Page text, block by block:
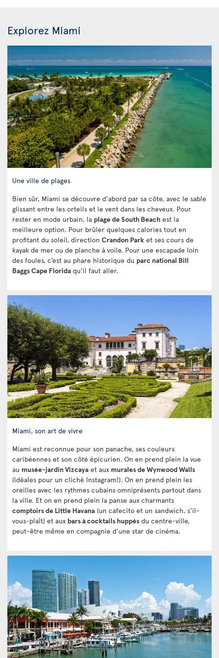
Explorez Miami
Une ville de plages
Bien sûr, Miami se découvre d’abord par sa côte, avec le sable
glissant entre les orteils et le vent dans les cheveux. Pour
rester en mode urbain, la plage de South Beach est la
meilleure option. Pour brûler quelques calories tout en
profitant du soleil, direction Crandon Park et ses cours de
kayak de mer ou de planche à voile. Pour une escapade loin
des foules, c’est au phare historique du parc national Bill
Baggs Cape Florida qu’il faut aller.
Miami, son art de vivre
Miami est reconnue pour son panache, ses couleurs
caribéennes et son côté épicurien. On en prend plein la vue
au musée-jardin Vizcaya et aux murales de Wynwood Walls
(idéales pour un cliché Instagram!). On en prend plein les
oreilles avec les rythmes cubains omniprésents partout dans
la ville. Et on en prend plein la panse aux charmants
comptoirs de Little Havana (un cafecito et un sandwich, s’il-
vous-plaît) et aux bars à cocktails huppés du centre-ville,
peut-être même en compagnie d’une star de cinéma.